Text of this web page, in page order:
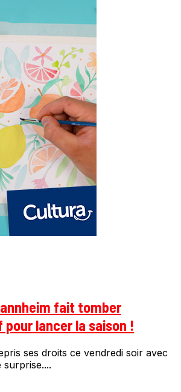
fait tomber
pour lancer la saison !
ses droits ce vendredi soir avec
surprise....